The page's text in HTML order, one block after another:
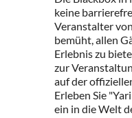
keine
Veranstalter
bemüht, allen
Erlebnis zu
zur
auf der
Erleben Sie
ein in die Welt